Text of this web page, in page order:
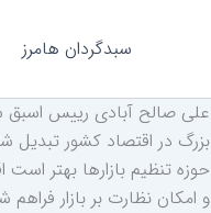
سبدگردان هامرز
علی صالح آبادی رییس اسبق
بزرگ در اقتصاد کشور تبدیل
حوزه تنظیم بازارها بهتر
و امکان نظارت بر بازار